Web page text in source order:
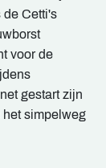
de Cetti's
voor de
gestart zijn
het simpelweg